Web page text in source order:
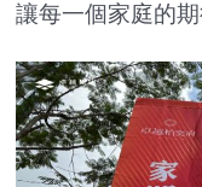
讓每一個家庭的期